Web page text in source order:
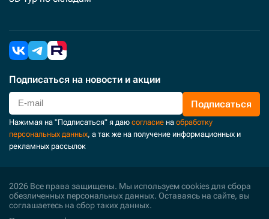
Подписаться на новости и акции
Подписаться
Нажимая на "Подписаться" я даю согласие на обработку
персональных данных, а так же на получение информационных и
рекламных рассылок
2026 Все права защищены. Мы используем cookies для сбора
обезличенных персональных данных. Оставаясь на сайте, вы
соглашаетесь на сбор таких данных.